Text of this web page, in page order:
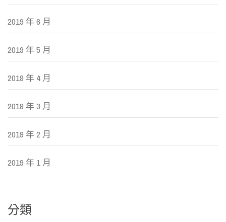
2019 年 6 月
2019 年 5 月
2019 年 4 月
2019 年 3 月
2019 年 2 月
2019 年 1 月
分類